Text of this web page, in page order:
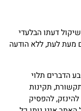
דעתו הבלעדי
לעת, ללא הודעה
הדברים תלוי
תקינות
להפסיק